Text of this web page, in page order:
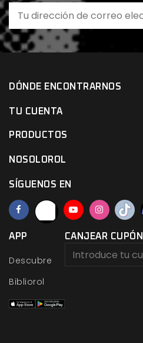
DÓNDE ENCONTRARNOS
TU CUENTA
PRODUCTOS
NOSOLOROL
SÍGUENOS EN
APP
Descubre
Bibliorol
CANJEAR CUPÓN